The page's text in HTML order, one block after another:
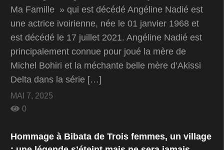
Ma Famille » qui est décédé Angéline Nadié est
une actrice ivoirienne, née le 01 janvier 1968 et
est décédé le 17 juillet 2021. Angéline Nadié est
principalement connue pour joué la mère de
Michel Bohiri et la méchante belle mère d’Akissi
Delta dans la série […]
MAI 7, 2025
0
Hommage à Bibata de Trois femmes, un village